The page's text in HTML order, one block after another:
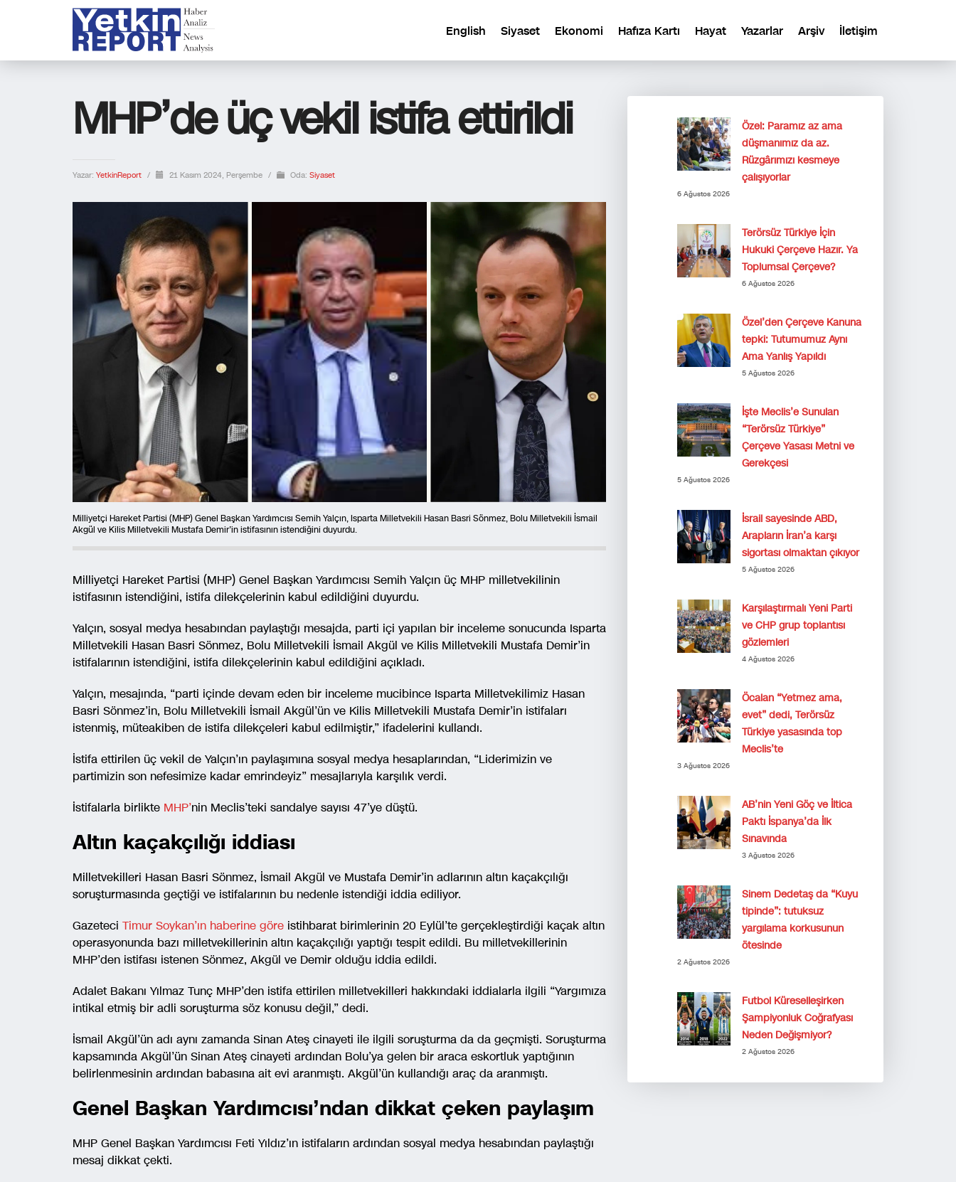
English Siyaset Ekonomi Hafıza Kartı Hayat Yazarlar Arşiv İletişim
MHP’de üç vekil istifa ettirildi
Yazar: YetkinReport / 21 Kasım 2024, Perşembe / Oda: Siyaset
Milliyetçi Hareket Partisi (MHP) Genel Başkan Yardımcısı Semih Yalçın, Isparta Milletvekili Hasan Basri Sönmez, Bolu Milletvekili İsmail
Akgül ve Kilis Milletvekili Mustafa Demir’in istifasının istendiğini duyurdu.
Milliyetçi Hareket Partisi (MHP) Genel Başkan Yardımcısı Semih Yalçın üç MHP milletvekilinin
istifasının istendiğini, istifa dilekçelerinin kabul edildiğini duyurdu.
Yalçın, sosyal medya hesabından paylaştığı mesajda, parti içi yapılan bir inceleme sonucunda Isparta
Milletvekili Hasan Basri Sönmez, Bolu Milletvekili İsmail Akgül ve Kilis Milletvekili Mustafa Demir’in
istifalarının istendiğini, istifa dilekçelerinin kabul edildiğini açıkladı.
Yalçın, mesajında, “parti içinde devam eden bir inceleme mucibince Isparta Milletvekilimiz Hasan
Basri Sönmez’in, Bolu Milletvekili İsmail Akgül’ün ve Kilis Milletvekili Mustafa Demir’in istifaları
istenmiş, müteakiben de istifa dilekçeleri kabul edilmiştir,” ifadelerini kullandı.
İstifa ettirilen üç vekil de Yalçın’ın paylaşımına sosyal medya hesaplarından, “Liderimizin ve
partimizin son nefesimize kadar emrindeyiz” mesajlarıyla karşılık verdi.
İstifalarla birlikte MHP’nin Meclis’teki sandalye sayısı 47’ye düştü.
Altın kaçakçılığı iddiası
Milletvekilleri Hasan Basri Sönmez, İsmail Akgül ve Mustafa Demir’in adlarının altın kaçakçılığı
soruşturmasında geçtiği ve istifalarının bu nedenle istendiği iddia ediliyor.
Gazeteci Timur Soykan’ın haberine göre istihbarat birimlerinin 20 Eylül’te gerçekleştirdiği kaçak altın
operasyonunda bazı milletvekillerinin altın kaçakçılığı yaptığı tespit edildi. Bu milletvekillerinin
MHP’den istifası istenen Sönmez, Akgül ve Demir olduğu iddia edildi.
Adalet Bakanı Yılmaz Tunç MHP’den istifa ettirilen milletvekilleri hakkındaki iddialarla ilgili “Yargımıza
intikal etmiş bir adli soruşturma söz konusu değil,” dedi.
İsmail Akgül’ün adı aynı zamanda Sinan Ateş cinayeti ile ilgili soruşturma da da geçmişti. Soruşturma
kapsamında Akgül’ün Sinan Ateş cinayeti ardından Bolu’ya gelen bir araca eskortluk yaptığının
belirlenmesinin ardından babasına ait evi aranmıştı. Akgül’ün kullandığı araç da aranmıştı.
Genel Başkan Yardımcısı’ndan dikkat çeken paylaşım
MHP Genel Başkan Yardımcısı Feti Yıldız’ın istifaların ardından sosyal medya hesabından paylaştığı
mesaj dikkat çekti.
Özel: Paramız az ama
düşmanımız da az.
Rüzgârımızı kesmeye
çalışıyorlar
6 Ağustos 2026
Terörsüz Türkiye İçin
Hukuki Çerçeve Hazır. Ya
Toplumsal Çerçeve?
6 Ağustos 2026
Özel’den Çerçeve Kanuna
tepki: Tutumumuz Aynı
Ama Yanlış Yapıldı
5 Ağustos 2026
İşte Meclis’e Sunulan
“Terörsüz Türkiye”
Çerçeve Yasası Metni ve
Gerekçesi
5 Ağustos 2026
İsrail sayesinde ABD,
Arapların İran’a karşı
sigortası olmaktan çıkıyor
5 Ağustos 2026
Karşılaştırmalı Yeni Parti
ve CHP grup toplantısı
gözlemleri
4 Ağustos 2026
Öcalan “Yetmez ama,
evet” dedi, Terörsüz
Türkiye yasasında top
Meclis’te
3 Ağustos 2026
AB’nin Yeni Göç ve İltica
Paktı İspanya’da İlk
Sınavında
3 Ağustos 2026
Sinem Dedetaş da “Kuyu
tipinde”: tutuksuz
yargılama korkusunun
ötesinde
2 Ağustos 2026
Futbol Küreselleşirken
Şampiyonluk Coğrafyası
Neden Değişmiyor?
2 Ağustos 2026